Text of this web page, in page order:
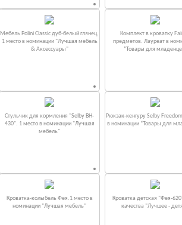
Мебель Polini Classic дуб-белый глянец.
1 место в номинации "Лучшая мебель
& Аксессуары"
Комплект в кроватку
предметов. Лауреат в
“Товары для
Стульчик для кормления "Selby BH-
430". 1 место в номинации "Лучшая
мебель"
Рюкзак-кенгуру Selby
в номинации “Товары для
Кроватка-колыбель Фея.1 место в
номинации "Лучшая мебель"
Кроватка детская "Фея-
качества "Лучшее -